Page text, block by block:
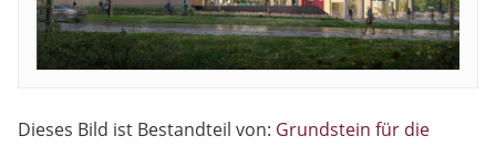
Dieses Bild ist Bestandteil von: Grundstein für die